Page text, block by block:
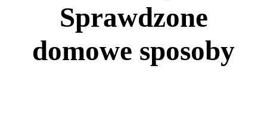
Sprawdzone
domowe sposoby